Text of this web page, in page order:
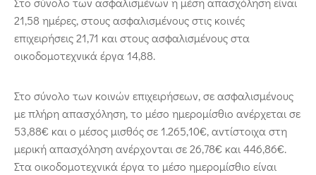
21,58 ημέρες, στους ασφαλισμένους στις κοινές
επιχειρήσεις 21,71 και στους ασφαλισμένους στα
οικοδομοτεχνικά έργα 14,88.
Στο σύνολο των κοινών επιχειρήσεων, σε ασφαλισμένους
με πλήρη απασχόληση, το μέσο ημερομίσθιο ανέρχεται σε
53,88€ και ο μέσος μισθός σε 1.265,10€, αντίστοιχα στη
μερική απασχόληση ανέρχονται σε 26,78€ και 446,86€.
Στα οικοδομοτεχνικά έργα το μέσο ημερομίσθιο είναι